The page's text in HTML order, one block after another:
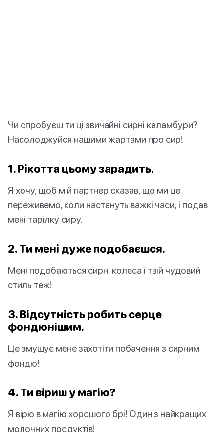
Чи спробуєш ти ці звичайні сирні каламбури?
Насолоджуйся нашими жартами про сир!
1.Рікотта цьому зарадить.
Я хочу, щоб мій партнер сказав, що ми це
переживемо, коли настануть важкі часи, і подав
мені тарілку сиру.
2. Ти мені дуже подобаєшся.
Мені подобаються сирні колеса і твій чудовий
стиль теж!
3. Відсутність робить серце
фондюнішим.
Це змушує мене захотіти побачення з сирним
фондю!
4. Ти віриш у магію?
Я вірю в магію хорошого брі! Один з найкращих
молочних продуктів!